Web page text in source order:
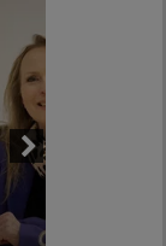
Next